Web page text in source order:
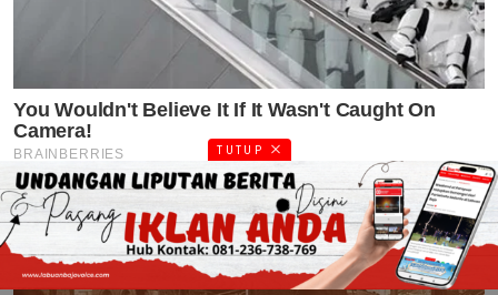
TUTUP